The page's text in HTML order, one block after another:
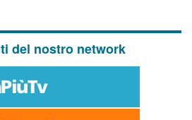
del nostro network